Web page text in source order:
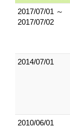
2017/07/01 ～
2017/07/02
2014/07/01
2010/06/01